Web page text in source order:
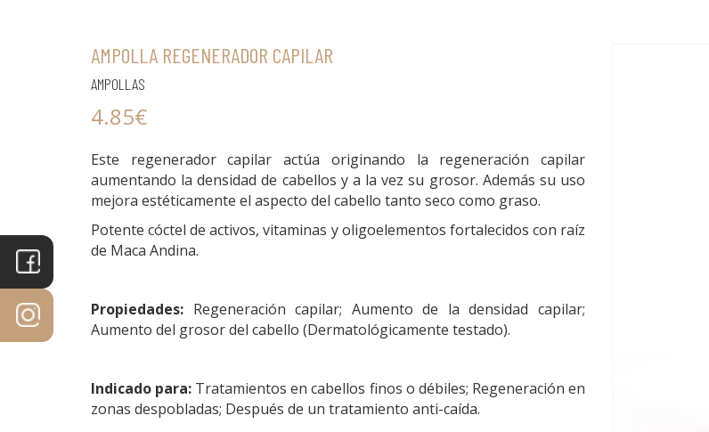
AMPOLLA REGENERADOR CAPILAR
AMPOLLAS
4.85€
Este regenerador capilar actúa originando la regeneración capilar
aumentando la densidad de cabellos y a la vez su grosor. Además su uso
mejora estéticamente el aspecto del cabello tanto seco como graso.
Potente cóctel de activos, vitaminas y oligoelementos fortalecidos con raíz
de Maca Andina.
Propiedades: Regeneración capilar; Aumento de la densidad capilar;
Aumento del grosor del cabello (Dermatológicamente testado).
Indicado para: Tratamientos en cabellos finos o débiles; Regeneración en
zonas despobladas; Después de un tratamiento anti-caída.
MICROPIGMENTACIÓN